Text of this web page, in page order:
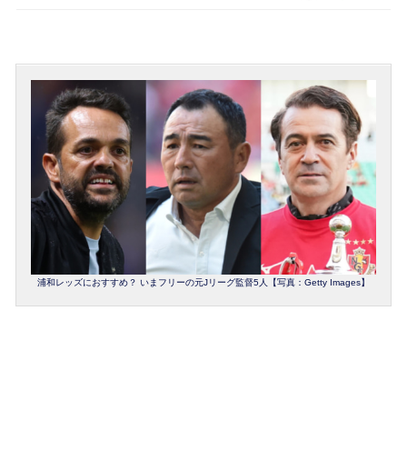
浦和レッズにおすすめ？ いまフリーの元Jリーグ監督5人【写真：Getty Images】